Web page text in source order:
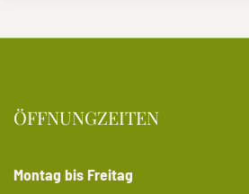
ÖFFNUNGZEITEN
Montag bis Freitag